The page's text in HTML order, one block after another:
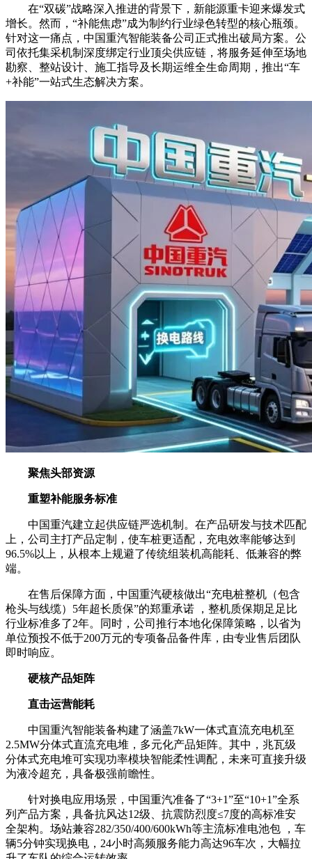
在“双碳”战略深入推进的背景下，新能源重卡迎来爆发式
增长。然而，“补能焦虑”成为制约行业绿色转型的核心瓶颈。
针对这一痛点，中国重汽智能装备公司正式推出破局方案。公
司依托集采机制深度绑定行业顶尖供应链，将服务延伸至场地
勘察、整站设计、施工指导及长期运维全生命周期，推出“车
+补能”一站式生态解决方案。
聚焦头部资源
重塑补能服务标准
中国重汽建立起供应链严选机制。在产品研发与技术匹配
上，公司主打产品定制，使车桩更适配，充电效率能够达到
96.5%以上，从根本上规避了传统组装机高能耗、低兼容的弊
端。
在售后保障方面，中国重汽硬核做出“充电桩整机（包含
枪头与线缆）5年超长质保”的郑重承诺 ，整机质保期足足比
行业标准多了2年。同时，公司推行本地化保障策略，以省为
单位预投不低于200万元的专项备品备件库，由专业售后团队
即时响应。
硬核产品矩阵
直击运营能耗
中国重汽智能装备构建了涵盖7kW一体式直流充电机至
2.5MW分体式直流充电堆，多元化产品矩阵。其中，兆瓦级
分体式充电堆可实现功率模块智能柔性调配，未来可直接升级
为液冷超充，具备极强前瞻性。
针对换电应用场景，中国重汽准备了“3+1”至“10+1”全系
列产品方案，具备抗风达12级、抗震防烈度≤7度的高标准安
全架构。场站兼容282/350/400/600kWh等主流标准电池包 ，车
辆5分钟实现换电，24小时高频服务能力高达96车次，大幅拉